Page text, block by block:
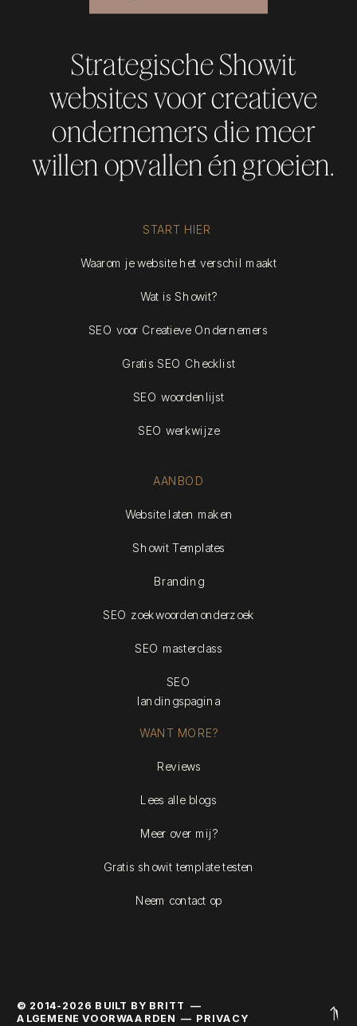
© 2014-2026 BUILT BY BRITT —
ALGEMENE VOORWAARDEN — PRIVACY
Website laten maken
SEO zoekwoordenonderzoek
SEO masterclass
Showit Templates
Branding
START HIER
Strategische Showit
websites voor creatieve
ondernemers die meer
willen opvallen én groeien.
AANBOD
Waarom je website het verschil maakt
Gratis SEO Checklist
Wat is Showit?
SEO voor Creatieve Ondernemers
SEO woordenlijst
Reviews
Gratis showit template testen
Neem contact op
Lees alle blogs
Meer over mij?
WANT MORE?
SEO
landingspagina
SEO werkwijze